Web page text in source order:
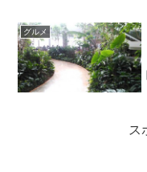
グルメ
ス